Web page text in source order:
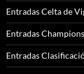
Entradas Celta de
Entradas
Entradas